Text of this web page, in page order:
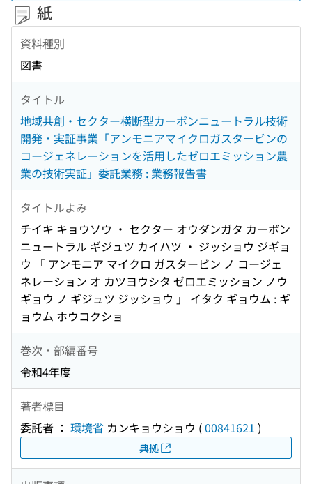
紙
資料種別
図書
タイトル
地域共創・セクター横断型カーボンニュートラル技術
開発・実証事業「アンモニアマイクロガスタービンの
コージェネレーションを活用したゼロエミッション農
業の技術実証」委託業務 : 業務報告書
タイトルよみ
チイキ キョウソウ ・ セクター オウダンガタ カーボン
ニュートラル ギジュツ カイハツ ・ ジッショウ ジギョ
ウ 「 アンモニア マイクロ ガスタービン ノ コージェ
ネレーション オ カツヨウシタ ゼロエミッション ノウ
ギョウ ノ ギジュツ ジッショウ 」 イタク ギョウム : ギ
ョウム ホウコクショ
巻次・部編番号
令和4年度
著者標目
委託者 ： 環境省 カンキョウショウ (00841621 )
典拠